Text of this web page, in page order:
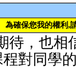
為確保您我的權利,
待，也相
對同學